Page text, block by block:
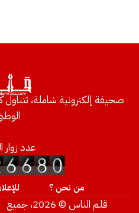
صحيفة إلكترونية شاملة، تتناول
عدد زوار
من نحن ؟
قلم الناس © 2026، جميع